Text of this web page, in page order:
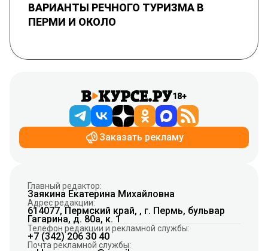
ВАРИАНТЫ РЕЧНОГО ТУРИЗМА В
ПЕРМИ И ОКОЛО
18+
Заказать рекламу
Главный редактор:
Заякина Екатерина Михайловна
Адрес редакции:
614077, Пермский край, , г. Пермь, бульвар
Гагарина, д. 80а, к. 1
Телефон редакции и рекламной службы:
+7 (342) 206 30 40
Почта рекламной службы: